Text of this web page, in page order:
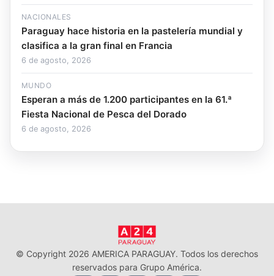
NACIONALES
Paraguay hace historia en la pastelería mundial y
clasifica a la gran final en Francia
6 de agosto, 2026
MUNDO
Esperan a más de 1.200 participantes en la 61.ª
Fiesta Nacional de Pesca del Dorado
6 de agosto, 2026
© Copyright 2026 AMERICA PARAGUAY. Todos los derechos
reservados para Grupo América.